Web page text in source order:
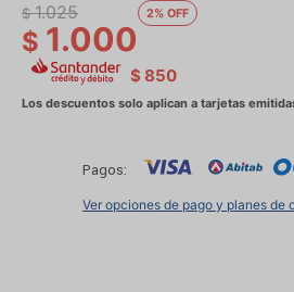
$ 1.000
$ 1.025 2
$ 850
Pagos:
Ver opciones de pago y planes de